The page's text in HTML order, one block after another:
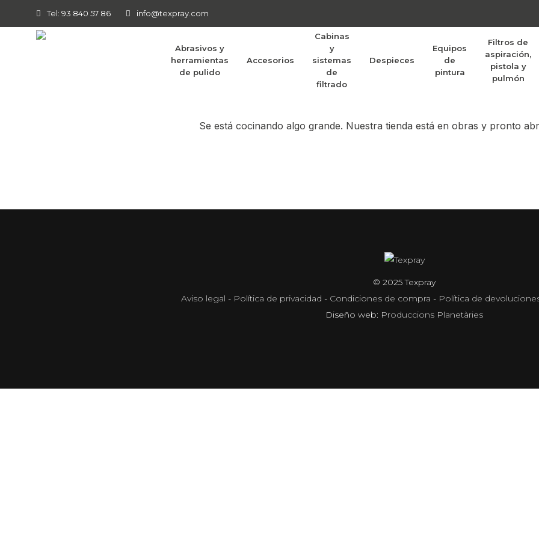
Tel: 93 840 57 86 info@texpray.com
Abrasivos y
herramientas
de pulido
Accesorios
Cabinas
y
sistemas
de
filtrado
Despieces
Equipos
de
pintura
Filtros de
aspiración,
pistola y
pulmón
Tenemos grandes proyectos
Se está cocinando algo grande. Nuestra tienda está en obras y pronto
© 2025 Texpray
Aviso legal - Política de privacidad - Condiciones de compra - Política de
Diseño web: Produccions Planetàries